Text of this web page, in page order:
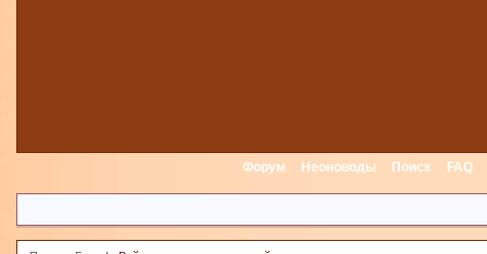
Форум Неоноводы Поиск FAQ